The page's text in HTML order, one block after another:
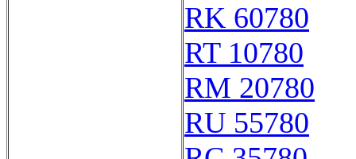
RK 60780
RT 10780
RM 20780
RU 55780